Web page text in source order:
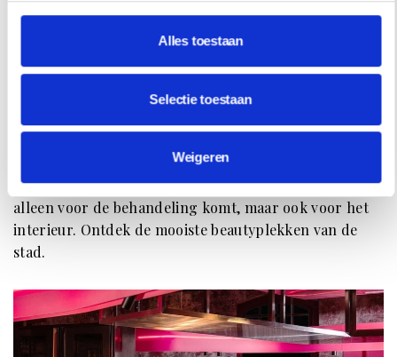
Alles toestaan
Selectie toestaan
Weigeren
STAP BINNEN BIJ DE MOOISTE
SCHOONHEIDSSALONS VAN AMSTERDAM
Vier schoonheidssalons in Amsterdam waar je niet
alleen voor de behandeling komt, maar ook voor het
interieur. Ontdek de mooiste beautyplekken van de
stad.